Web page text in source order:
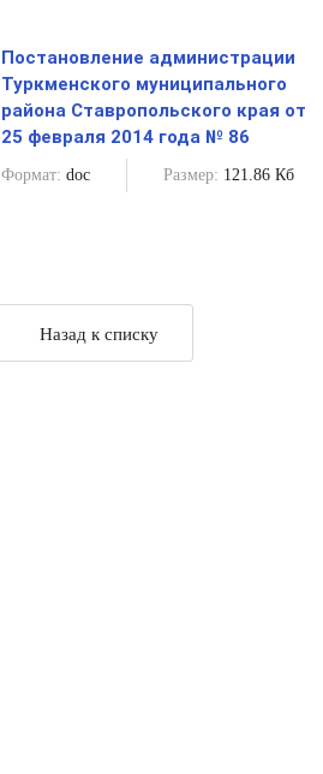
Постановление администрации
Туркменского муниципального
района Ставропольского края от
25 февраля 2014 года № 86
Формат: doc Размер: 121.86 Кб
Назад к списку